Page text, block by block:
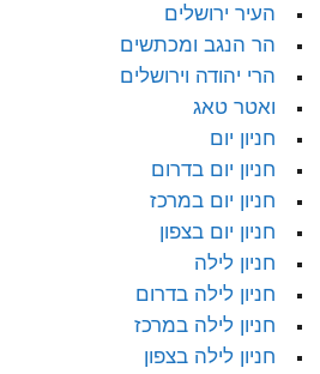
העיר ירושלים
הר הנגב ומכתשים
הרי יהודה וירושלים
ואטר טאג
חניון יום
חניון יום בדרום
חניון יום במרכז
חניון יום בצפון
חניון לילה
חניון לילה בדרום
חניון לילה במרכז
חניון לילה בצפון